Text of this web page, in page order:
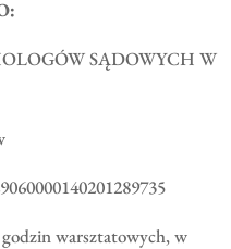
SĄDOWYCH W
godzin warsztatowych, w